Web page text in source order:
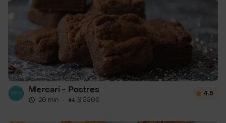
Mercari - Postres
20 min · $ 5500
4.5